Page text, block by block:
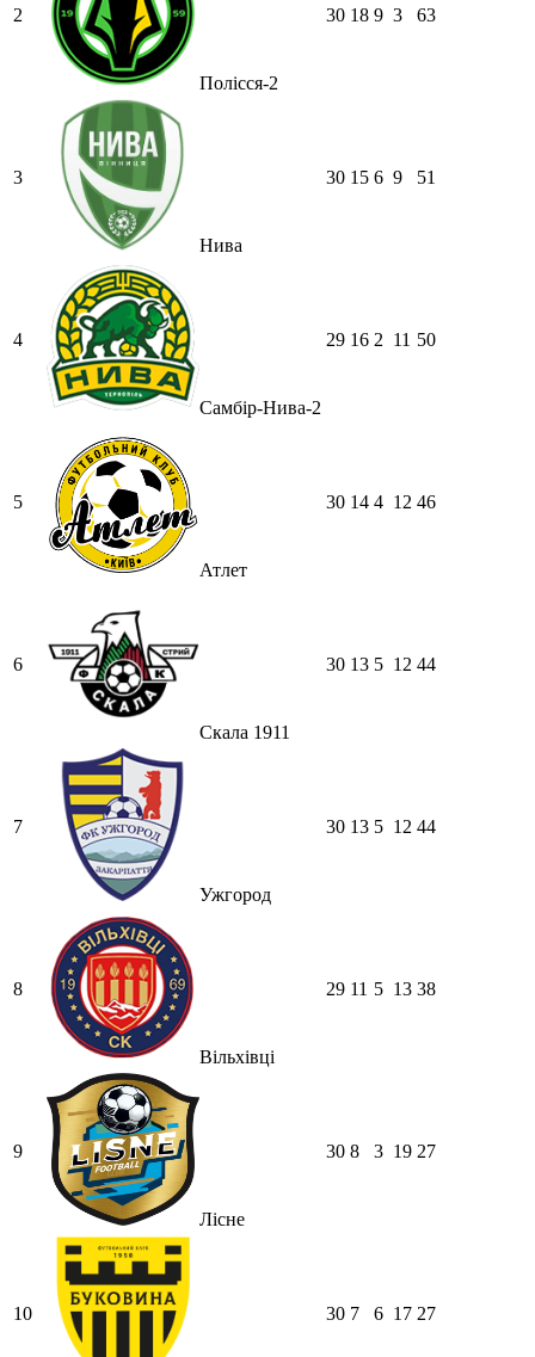
2
Полісся-2
30 18 9 3 63
3
Нива
30 15 6 9 51
4
Самбір-Нива-2
29 16 2 11 50
5
Атлет
30 14 4 12 46
6
Скала 1911
30 13 5 12 44
7
Ужгород
30 13 5 12 44
8
Вільхівці
29 11 5 13 38
9
Лісне
30 8 3 19 27
10 30 7 6 17 27